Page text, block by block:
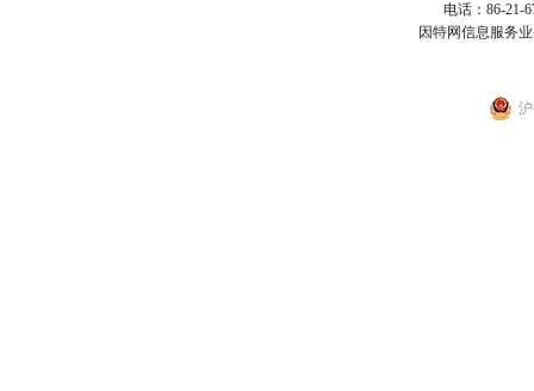
电话：86-21-
因特网信息服务